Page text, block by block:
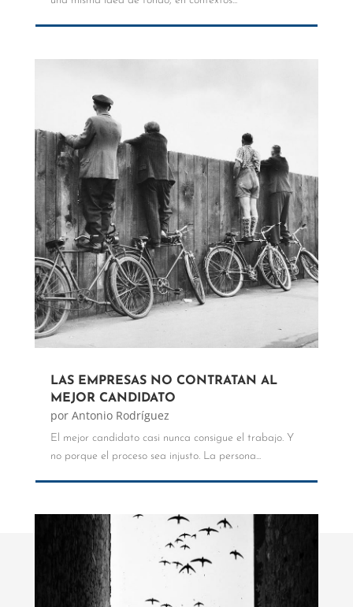
LAS EMPRESAS NO CONTRATAN AL
MEJOR CANDIDATO
por Antonio Rodríguez
El mejor candidato casi nunca consigue el trabajo. Y
no porque el proceso sea injusto. La persona...